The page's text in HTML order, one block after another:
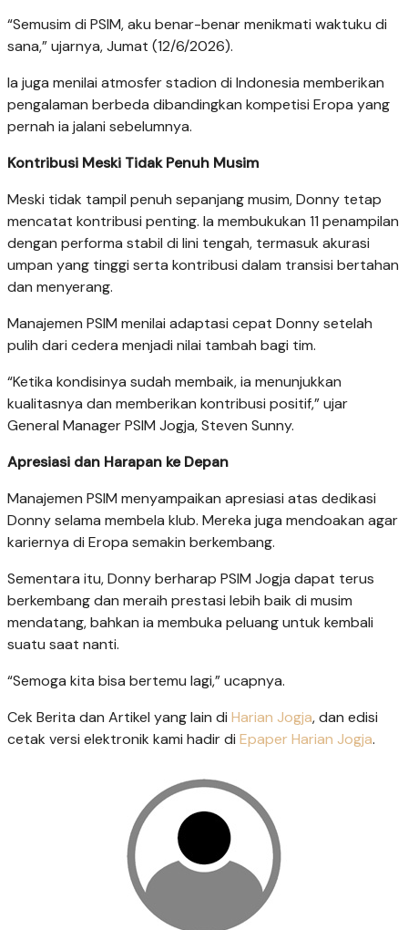
“Semusim di PSIM, aku benar-benar menikmati waktuku di
sana,” ujarnya, Jumat (12/6/2026).
Ia juga menilai atmosfer stadion di Indonesia memberikan
pengalaman berbeda dibandingkan kompetisi Eropa yang
pernah ia jalani sebelumnya.
Kontribusi Meski Tidak Penuh Musim
Meski tidak tampil penuh sepanjang musim, Donny tetap
mencatat kontribusi penting. Ia membukukan 11 penampilan
dengan performa stabil di lini tengah, termasuk akurasi
umpan yang tinggi serta kontribusi dalam transisi bertahan
dan menyerang.
Manajemen PSIM menilai adaptasi cepat Donny setelah
pulih dari cedera menjadi nilai tambah bagi tim.
“Ketika kondisinya sudah membaik, ia menunjukkan
kualitasnya dan memberikan kontribusi positif,” ujar
General Manager PSIM Jogja, Steven Sunny.
Apresiasi dan Harapan ke Depan
Manajemen PSIM menyampaikan apresiasi atas dedikasi
Donny selama membela klub. Mereka juga mendoakan agar
kariernya di Eropa semakin berkembang.
Sementara itu, Donny berharap PSIM Jogja dapat terus
berkembang dan meraih prestasi lebih baik di musim
mendatang, bahkan ia membuka peluang untuk kembali
suatu saat nanti.
“Semoga kita bisa bertemu lagi,” ucapnya.
Cek Berita dan Artikel yang lain di Harian Jogja, dan edisi
cetak versi elektronik kami hadir di Epaper Harian Jogja.